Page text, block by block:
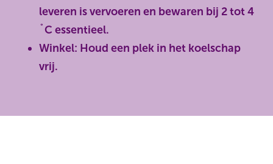
leveren is vervoeren en bewaren bij 2 tot 4
˚C essentieel.
Winkel: Houd een plek in het koelschap
vrij.